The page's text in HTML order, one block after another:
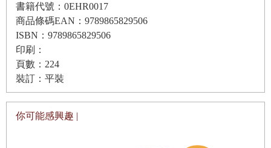
你們也許有人知道「開放式教室運動」的來龍去脈，我不會自詡是這
方面最有力的權威，但你可以姑且聽我分享這個概念是如何形成。
位於美國艾尼惠（Anywhere）的一所小學在新學年開始前的教職員會
議上，校長宣布他有好消息，也有壞消息。好消息是今年的註冊率比
應他的是一陣尷尬的沉默，每位老師都避開校長的目光，最後有個老
師舉手自願接下這份工作。毫不意外的，這個人正是史密斯老師——
書籍代號：0EHR0017
商品條碼EAN：9789865829506
ISBN：9789865829506
印刷：
頁數：224
裝訂：平裝
你可能感興趣 |